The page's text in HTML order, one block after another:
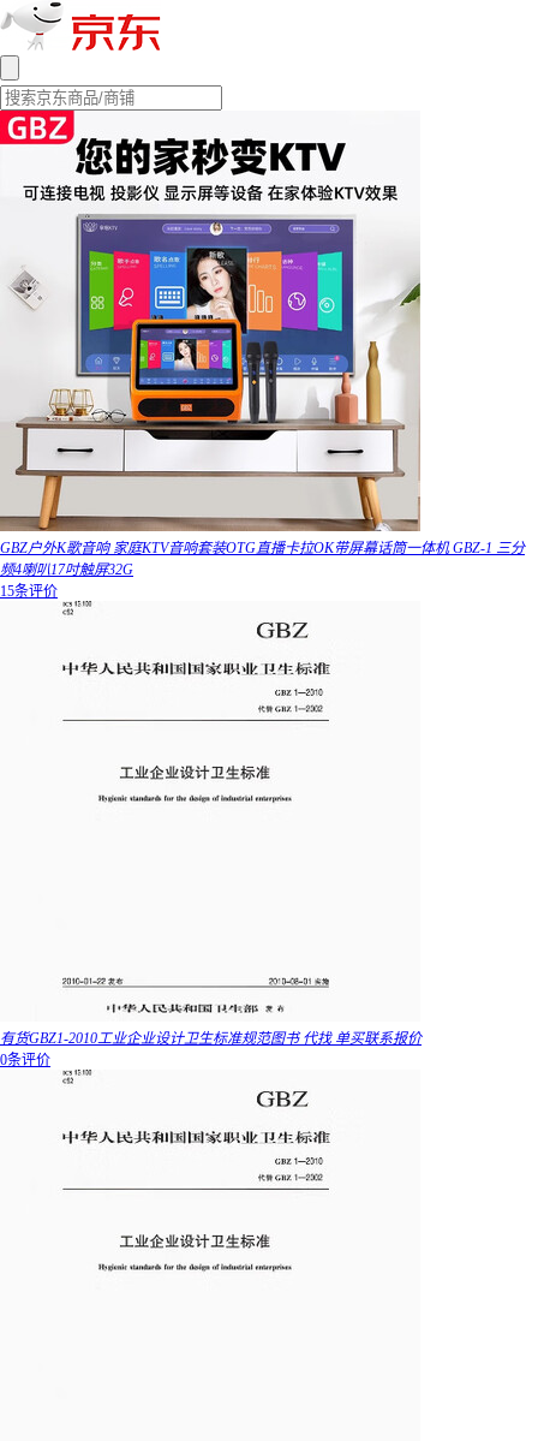
GBZ户外K歌音响 家庭KTV音响套装OTG直播卡拉OK带屏幕话筒一体机 GBZ-1 三分
频4喇叭17吋触屏32G
15条评价
有货GBZ1-2010工业企业设计卫生标准规范图书 代找 单买联系报价
0条评价